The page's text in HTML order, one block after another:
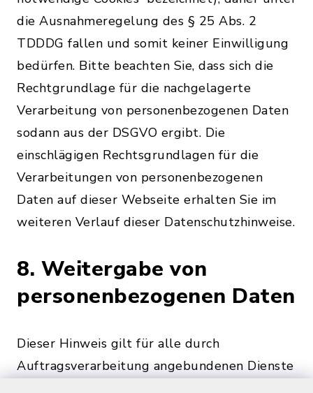
die Ausnahmeregelung des § 25 Abs. 2
TDDDG fallen und somit keiner Einwilligung
bedürfen. Bitte beachten Sie, dass sich die
Rechtgrundlage für die nachgelagerte
Verarbeitung von personenbezogenen Daten
sodann aus der DSGVO ergibt. Die
einschlägigen Rechtsgrundlagen für die
Verarbeitungen von personenbezogenen
Daten auf dieser Webseite erhalten Sie im
weiteren Verlauf dieser Datenschutzhinweise.
8. Weitergabe von
personenbezogenen Daten
Dieser Hinweis gilt für alle durch
Auftragsverarbeitung angebundenen Dienste